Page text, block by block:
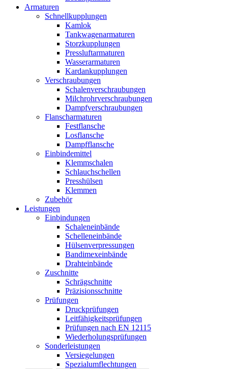
Armaturen
Schnellkupplungen
Kamlok
Tankwagenarmaturen
Storzkupplungen
Pressluftarmaturen
Wasserarmaturen
Kardankupplungen
Verschraubungen
Schalenverschraubungen
Milchrohrverschraubungen
Dampfverschraubungen
Flanscharmaturen
Festflansche
Losflansche
Dampfflansche
Einbindemittel
Klemmschalen
Schlauchschellen
Presshülsen
Klemmen
Zubehör
Leistungen
Einbindungen
Schaleneinbände
Schelleneinbände
Hülsenverpressungen
Bandimexeinbände
Drahteinbände
Zuschnitte
Schrägschnitte
Präzisionsschnitte
Prüfungen
Druckprüfungen
Leitfähigkeitsprüfungen
Prüfungen nach EN 12115
Wiederholungsprüfungen
Sonderleistungen
Versiegelungen
Spezialumflechtungen